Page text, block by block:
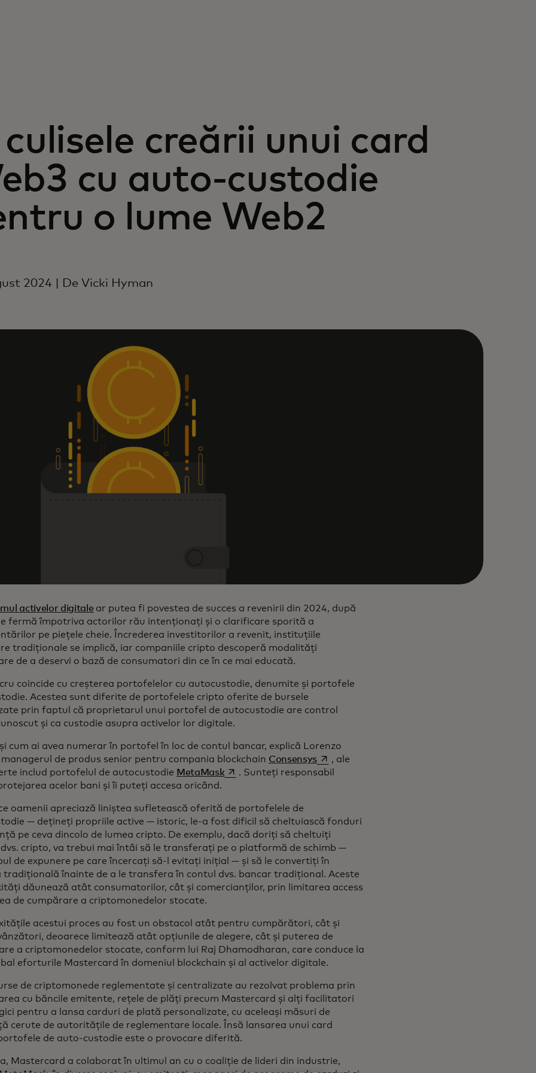
culisele creării unui card
cu auto-custodie
o lume Web2
2024 | De Vicki Hyman
activelor digitale ar putea fi povestea de succes a revenirii din 2024, după
fermă împotriva actorilor rău intenționați și o clarificare sporită a
pe piețele cheie. Încrederea investitorilor a revenit, instituțiile
tradiționale se implică, iar companiile cripto descoperă modalități
de a deservi o bază de consumatori din ce în ce mai educată.
coincide cu creșterea portofelelor cu autocustodie, denumite și portofele
Acestea sunt diferite de portofelele cripto oferite de bursele
prin faptul că proprietarul unui portofel de autocustodie are control
și ca custodie asupra activelor lor digitale.
cum ai avea numerar în portofel în loc de contul bancar, explică Lorenzo
de produs senior pentru compania blockchain Consensysopens in a new tab
, ale
includ portofelul de autocustodie MetaMaskopens in a new tab
. Sunteți responsabil
acelor bani și îi puteți accesa oricând.
oamenii apreciază liniștea sufletească oferită de portofelele de
— dețineți propriile active — istoric, le-a fost dificil să cheltuiască fonduri
pe ceva dincolo de lumea cripto. De exemplu, dacă doriți să cheltuiți
dvs. cripto, va trebui mai întâi să le transferați pe o platformă de schimb —
de expunere pe care încercați să-l evitați inițial — și să le convertiți în
tradițională înainte de a le transfera în contul dvs. bancar tradițional. Aceste
dăunează atât consumatorilor, cât și comercianților, prin limitarea access
de cumpărare a criptomonedelor stocate.
acestui proces au fost un obstacol atât pentru cumpărători, cât și
deoarece limitează atât opțiunile de alegere, cât și puterea de
a criptomonedelor stocate, conform lui Raj Dhamodharan, care conduce la
eforturile Mastercard în domeniul blockchain și al activelor digitale.
de criptomonede reglementate și centralizate au rezolvat problema prin
cu băncile emitente, rețele de plăți precum Mastercard și alți facilitatori
pentru a lansa carduri de plată personalizate, cu aceleași măsuri de
cerute de autoritățile de reglementare locale. Însă lansarea unui card
de auto-custodie este o provocare diferită.
Mastercard a colaborat în ultimul an cu o coaliție de lideri din industrie,